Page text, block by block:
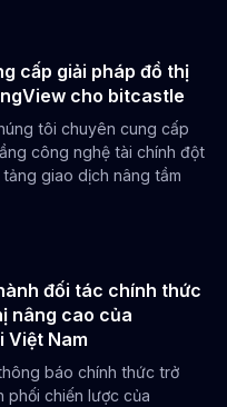
cấp giải pháp đồ thị
cho bitcastle
tôi chuyên cung cấp
công nghệ tài chính đột
giao dịch nâng tầm
đối tác chiến lược
đối tác chính thức
nâng cao của
Việt Nam
báo chính thức trở
phối chiến lược của